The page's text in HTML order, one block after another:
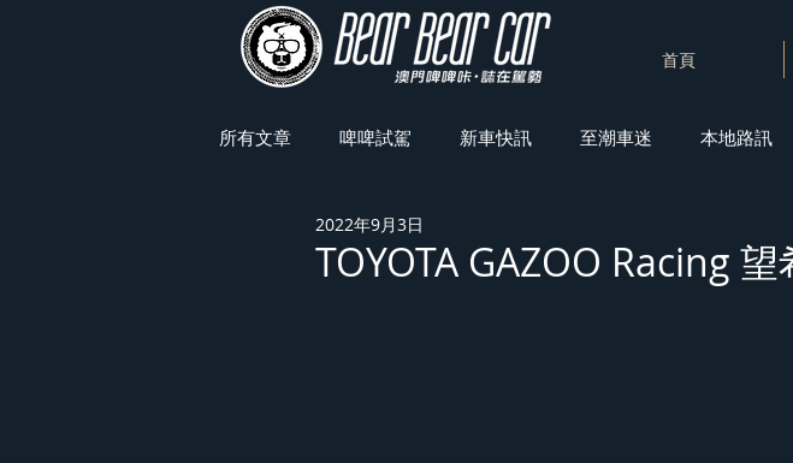
首頁
所有文章 啤啤試駕 新車快訊 至潮車迷 本地路訊
車展焦點
TOYOTA GAZOO Racing
2022年9月3日